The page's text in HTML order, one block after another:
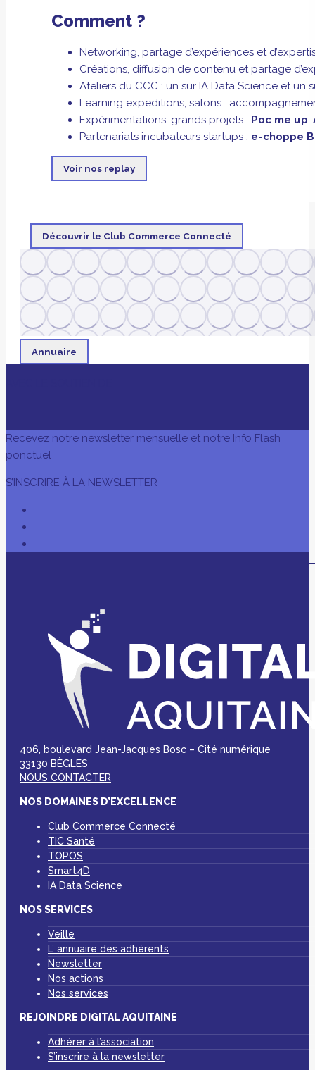
Comment ?
Networking, partage d’expériences et
Créations, diffusion de contenu et partage
Ateliers du CCC : un sur IA Data Science et
Learning expeditions, salons :
Expérimentations, grands projets : Poc me up,
Partenariats incubateurs startups : e-choppe
Voir nos replay
Découvrir le Club Commerce Connecté
Annuaire
Recevez notre newsletter mensuelle et notre Info Flash
ponctuel
S’INSCRIRE À LA NEWSLETTER
406, boulevard Jean-Jacques Bosc – Cité numérique
33130 BÈGLES
NOUS CONTACTER
NOS DOMAINES D’EXCELLENCE
Club Commerce Connecté
TIC Santé
TOPOS
Smart4D
IA Data Science
NOS SERVICES
Veille
L’ annuaire des adhérents
Newsletter
Nos actions
Nos services
REJOINDRE DIGITAL AQUITAINE
Adhérer à l’association
S’inscrire à la newsletter